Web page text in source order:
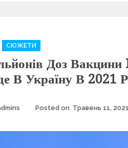
СЮЖЕТИ
Доз
В Україну В 2021
Posted on Травень 11, 2021